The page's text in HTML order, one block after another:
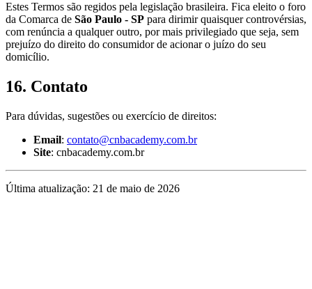
Estes Termos são regidos pela legislação brasileira. Fica eleito o foro
da Comarca de São Paulo - SP para dirimir quaisquer controvérsias,
com renúncia a qualquer outro, por mais privilegiado que seja, sem
prejuízo do direito do consumidor de acionar o juízo do seu
domicílio.
16. Contato
Para dúvidas, sugestões ou exercício de direitos:
Email: contato@cnbacademy.com.br
Site: cnbacademy.com.br
Última atualização: 21 de maio de 2026